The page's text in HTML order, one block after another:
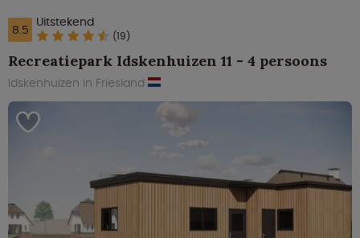
8.5 Uitstekend
(19)
Recreatiepark Idskenhuizen 11 - 4 persoons
Idskenhuizen in Friesland